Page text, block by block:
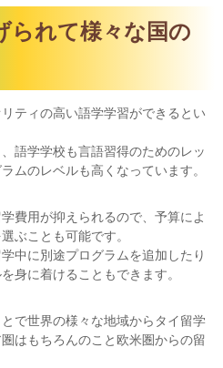
られて様々な国の
ティの高い語学学習ができるとい
語学学校も言語習得のためのレッ
ムのレベルも高くなっています。
費用が抑えられるので、予算によ
ぶことも可能です。
中に別途プログラムを追加したり
身に着けることもできます。
で世界の様々な地域からタイ留学
はもちろんのこと欧米圏からの留